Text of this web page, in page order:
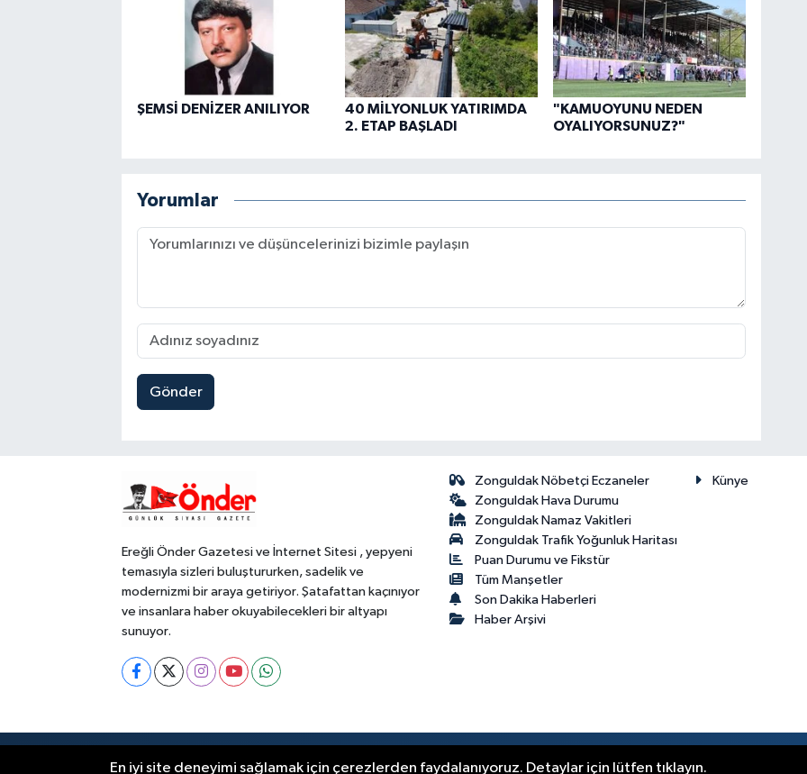
ŞEMSİ DENİZER ANILIYOR
40 MİLYONLUK YATIRIMDA
2. ETAP BAŞLADI
"KAMUOYUNU NEDEN
OYALIYORSUNUZ?"
Yorumlar
Gönder
Ereğli Önder Gazetesi ve İnternet Sitesi , yepyeni
temasıyla sizleri buluştururken, sadelik ve
modernizmi bir araya getiriyor. Şatafattan kaçınıyor
ve insanlara haber okuyabilecekleri bir altyapı
sunuyor.
Zonguldak Nöbetçi Eczaneler
Zonguldak Hava Durumu
Zonguldak Namaz Vakitleri
Zonguldak Trafik Yoğunluk Haritası
Puan Durumu ve Fikstür
Tüm Manşetler
Son Dakika Haberleri
Haber Arşivi
Künye
RSS Copyright © 2023. Her hakkı saklıdır.
En iyi site deneyimi sağlamak için çerezlerden faydalanıyoruz. Detaylar için lütfen tıklayın.